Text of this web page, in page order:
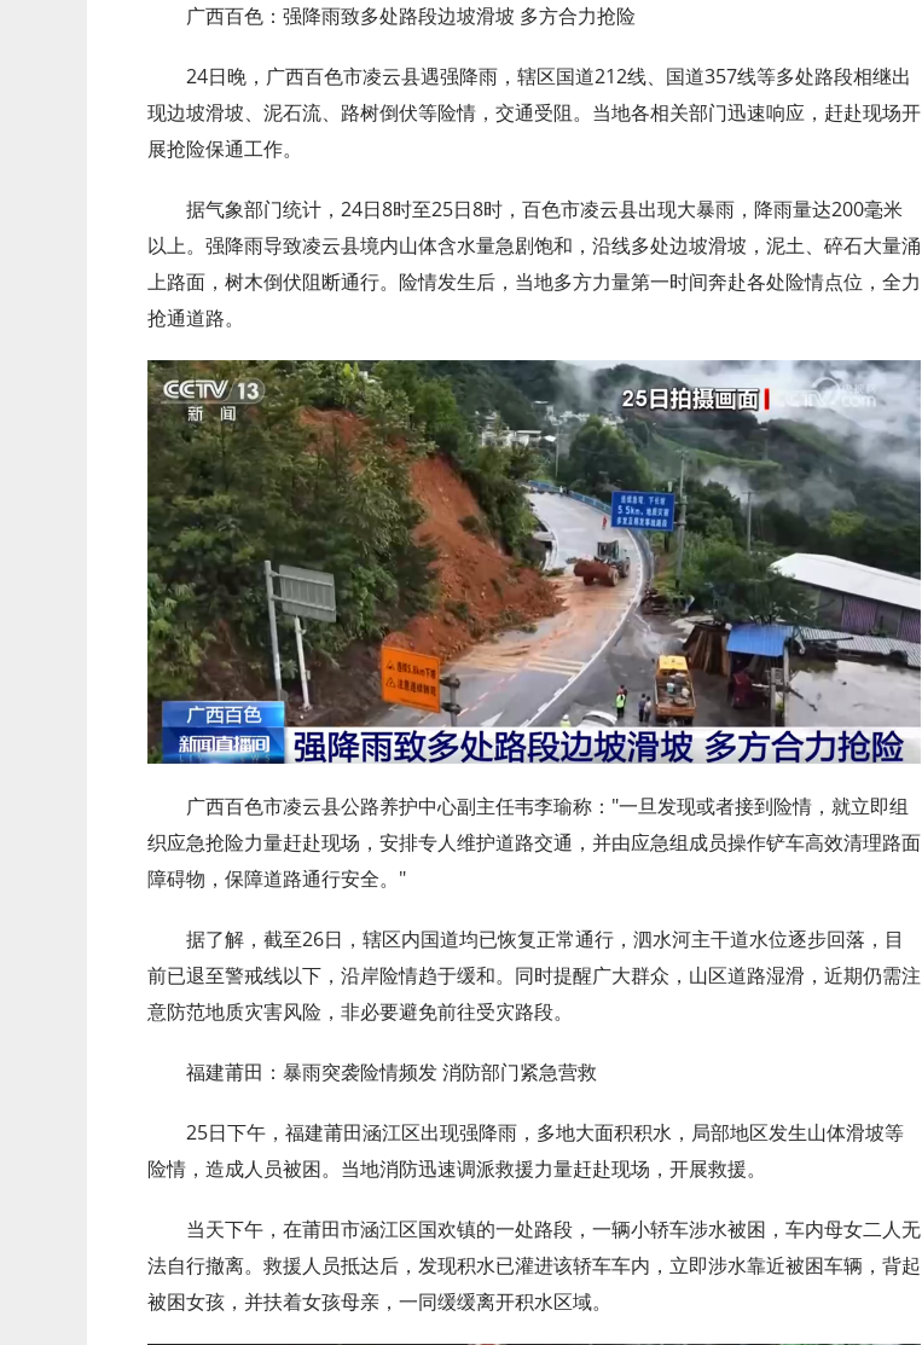
广西百色：强降雨致多处路段边坡滑坡 多方合力抢险
24日晚，广西百色市凌云县遇强降雨，辖区国道212线、国道357线等多处路段相继出
现边坡滑坡、泥石流、路树倒伏等险情，交通受阻。当地各相关部门迅速响应，赶赴现场开
展抢险保通工作。
据气象部门统计，24日8时至25日8时，百色市凌云县出现大暴雨，降雨量达200毫米
以上。强降雨导致凌云县境内山体含水量急剧饱和，沿线多处边坡滑坡，泥土、碎石大量涌
上路面，树木倒伏阻断通行。险情发生后，当地多方力量第一时间奔赴各处险情点位，全力
抢通道路。
广西百色市凌云县公路养护中心副主任韦李瑜称："一旦发现或者接到险情，就立即组
织应急抢险力量赶赴现场，安排专人维护道路交通，并由应急组成员操作铲车高效清理路面
障碍物，保障道路通行安全。"
据了解，截至26日，辖区内国道均已恢复正常通行，泗水河主干道水位逐步回落，目
前已退至警戒线以下，沿岸险情趋于缓和。同时提醒广大群众，山区道路湿滑，近期仍需注
意防范地质灾害风险，非必要避免前往受灾路段。
福建莆田：暴雨突袭险情频发 消防部门紧急营救
25日下午，福建莆田涵江区出现强降雨，多地大面积积水，局部地区发生山体滑坡等
险情，造成人员被困。当地消防迅速调派救援力量赶赴现场，开展救援。
当天下午，在莆田市涵江区国欢镇的一处路段，一辆小轿车涉水被困，车内母女二人无
法自行撤离。救援人员抵达后，发现积水已灌进该轿车车内，立即涉水靠近被困车辆，背起
被困女孩，并扶着女孩母亲，一同缓缓离开积水区域。